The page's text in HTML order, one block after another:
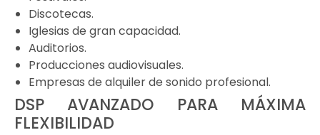
Discotecas.
Iglesias de gran capacidad.
Auditorios.
Producciones audiovisuales.
Empresas de alquiler de sonido profesional.
DSP AVANZADO PARA MÁXIMA
FLEXIBILIDAD